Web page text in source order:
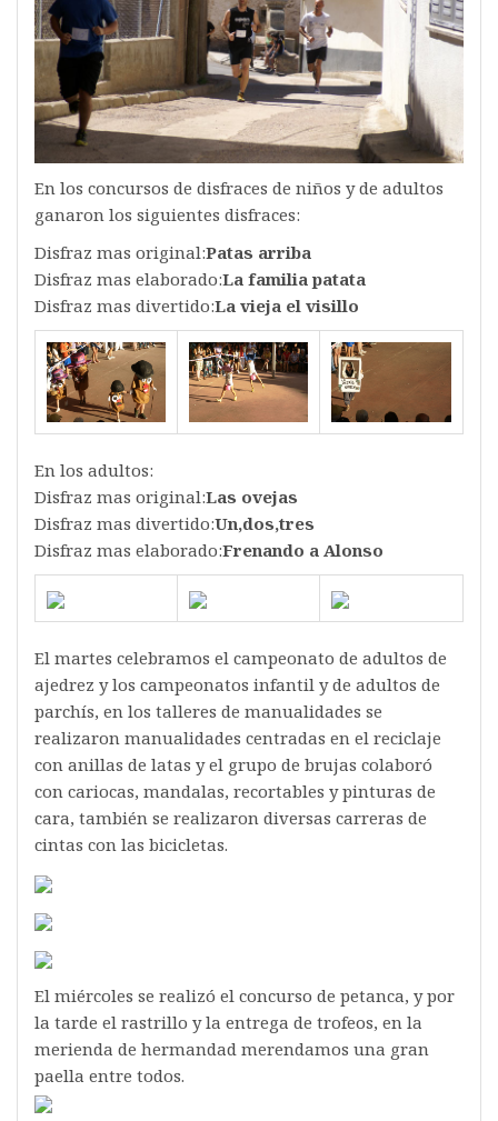
En los concursos de disfraces de niños y de adultos
ganaron los siguientes disfraces:
Disfraz mas original:Patas arriba
Disfraz mas elaborado:La familia patata
Disfraz mas divertido:La vieja el visillo
En los adultos:
Disfraz mas original:Las ovejas
Disfraz mas divertido:Un,dos,tres
Disfraz mas elaborado:Frenando a Alonso
El martes celebramos el campeonato de adultos de
ajedrez y los campeonatos infantil y de adultos de
parchís, en los talleres de manualidades se
realizaron manualidades centradas en el reciclaje
con anillas de latas y el grupo de brujas colaboró
con cariocas, mandalas, recortables y pinturas de
cara, también se realizaron diversas carreras de
cintas con las bicicletas.
El miércoles se realizó el concurso de petanca, y por
la tarde el rastrillo y la entrega de trofeos, en la
merienda de hermandad merendamos una gran
paella entre todos.